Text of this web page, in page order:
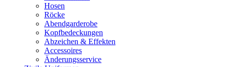
Hosen
Röcke
Abendgarderobe
Kopfbedeckungen
Abzeichen & Effekten
Accessoires
Änderungsservice